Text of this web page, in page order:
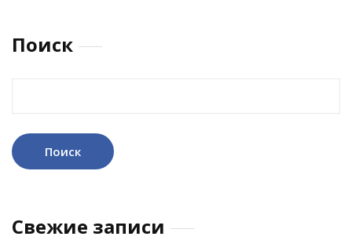
Поиск
Свежие записи